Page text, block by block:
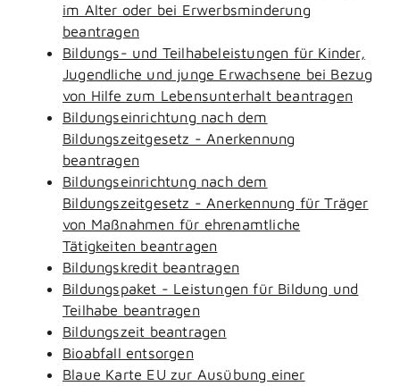
im Alter oder bei Erwerbsminderung
beantragen
Bildungs- und Teilhabeleistungen für Kinder,
Jugendliche und junge Erwachsene bei Bezug
von Hilfe zum Lebensunterhalt beantragen
Bildungseinrichtung nach dem
Bildungszeitgesetz - Anerkennung
beantragen
Bildungseinrichtung nach dem
Bildungszeitgesetz - Anerkennung für Träger
von Maßnahmen für ehrenamtliche
Tätigkeiten beantragen
Bildungskredit beantragen
Bildungspaket - Leistungen für Bildung und
Teilhabe beantragen
Bildungszeit beantragen
Bioabfall entsorgen
Blaue Karte EU zur Ausübung einer